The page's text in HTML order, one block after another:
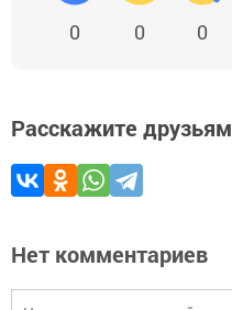
0 0 0
Расскажите друзьям
Нет комментариев